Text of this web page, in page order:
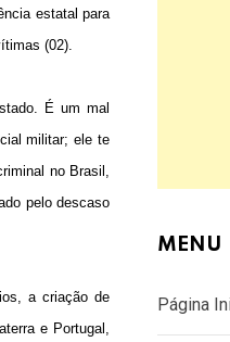
estatal para
(02).
É um mal
militar; ele te
no Brasil,
pelo descaso
a criação de
e Portugal,